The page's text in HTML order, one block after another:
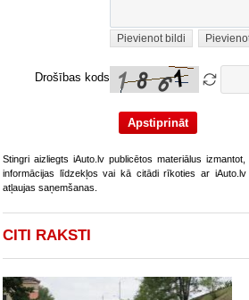
Pievienot bildi
Drošības kods
Stingri aizliegts iAuto.lv publicētos materiālus
informācijas līdzekļos vai kā citādi rīkoties ar
atļaujas saņemšanas.
CITI RAKSTI